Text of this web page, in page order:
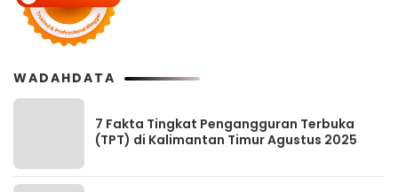
WADAHDATA
7 Fakta Tingkat Pengangguran Terbuka
(TPT) di Kalimantan Timur Agustus 2025